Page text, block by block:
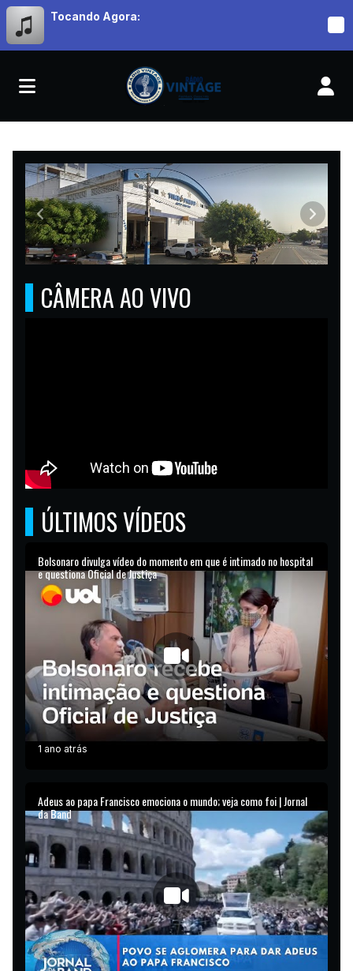
Tocando Agora:
RÁDIO VINTAGE MUSIC
Anterior
CÂMERA AO VIVO
ÚLTIMOS VÍDEOS
Bolsonaro divulga vídeo do momento em que é intimado no hospital
e questiona Oficial de Justiça
1 ano atrás
Adeus ao papa Francisco emociona o mundo; veja como foi | Jornal
da Band